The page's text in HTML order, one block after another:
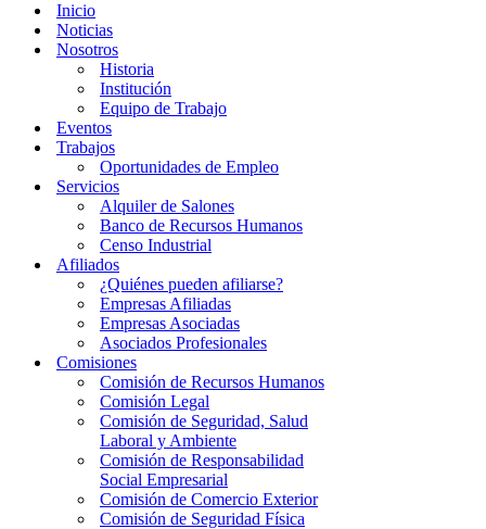
Inicio
Noticias
Nosotros
Historia
Institución
Equipo de Trabajo
Eventos
Trabajos
Oportunidades de Empleo
Servicios
Alquiler de Salones
Banco de Recursos Humanos
Censo Industrial
Afiliados
¿Quiénes pueden afiliarse?
Empresas Afiliadas
Empresas Asociadas
Asociados Profesionales
Comisiones
Comisión de Recursos Humanos
Comisión Legal
Comisión de Seguridad, Salud
Laboral y Ambiente
Comisión de Responsabilidad
Social Empresarial
Comisión de Comercio Exterior
Comisión de Seguridad Física